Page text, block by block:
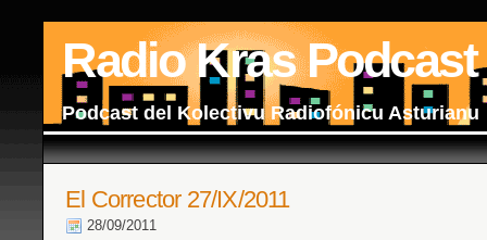
Radio Kras Podcast
Podcast del Kolectivu Radiofónicu Asturianu
El Corrector 27/IX/2011
28/09/2011